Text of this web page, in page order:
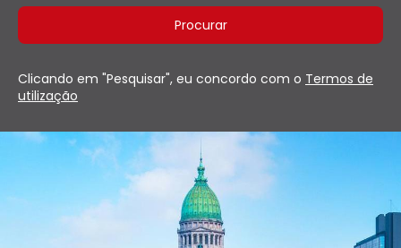
Procurar
Clicando em "Pesquisar", eu concordo com o Termos de
utilização